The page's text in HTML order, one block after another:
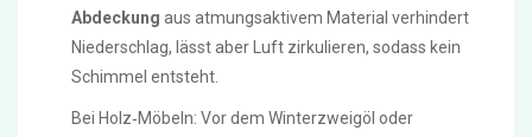
Abdeckung aus atmungsaktivem Material verhindert
Niederschlag, lässt aber Luft zirkulieren, sodass kein
Schimmel entsteht.
Bei Holz‑Möbeln: Vor dem Winterzweigöl oder